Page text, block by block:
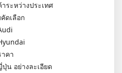
ระหว่างประเทศ
ดเลือก
คา
น อย่างละเอียด